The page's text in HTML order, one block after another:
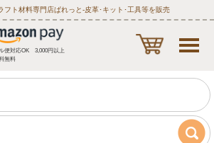
フト材料専門店ぱれっと‐皮革･キット･工具等を販売
便対応OK 3,000円以上
無料